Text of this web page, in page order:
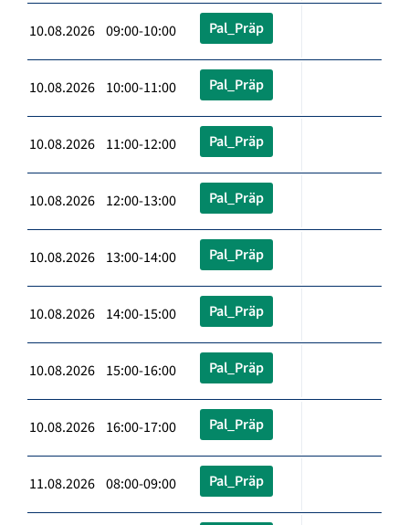
10.08.2026 09:00-10:00 Pal_Präp
10.08.2026 10:00-11:00 Pal_Präp
10.08.2026 11:00-12:00 Pal_Präp
10.08.2026 12:00-13:00 Pal_Präp
10.08.2026 13:00-14:00 Pal_Präp
10.08.2026 14:00-15:00 Pal_Präp
10.08.2026 15:00-16:00 Pal_Präp
10.08.2026 16:00-17:00 Pal_Präp
11.08.2026 08:00-09:00 Pal_Präp